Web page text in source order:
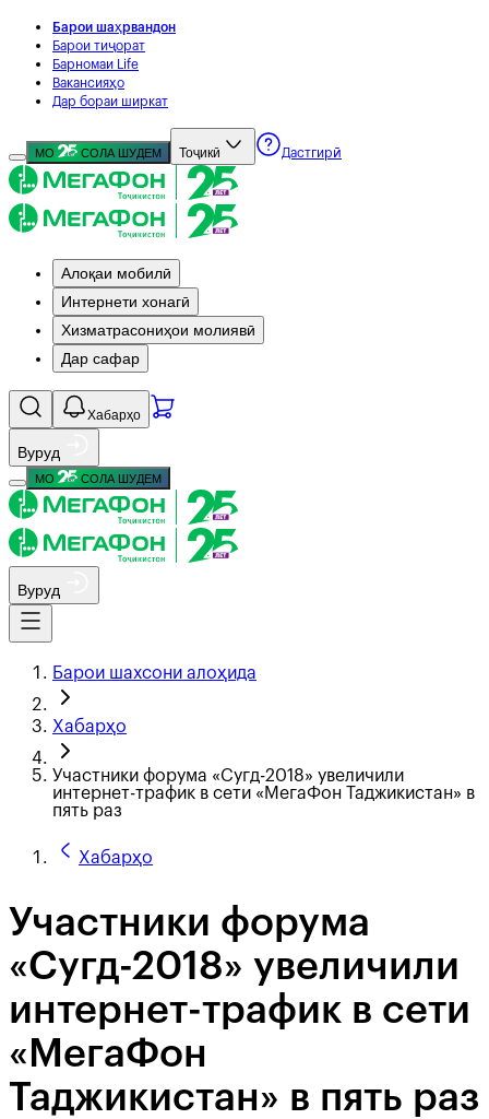
Барои шаҳрвандон
Барои тиҷорат
Барномаи Life
Вакансияҳо
Дар бораи ширкат
МО СОЛА ШУДЕМ Тоҷикӣ Дастгирӣ
Алоқаи мобилӣ
Интернети хонагӣ
Хизматрасониҳои молиявӣ
Дар сафар
Хабарҳо
Вуруд
МО СОЛА ШУДЕМ
Вуруд
Барои шахсони алоҳида
Хабарҳо
Участники форума «Сугд-2018» увеличили
интернет-трафик в сети «МегаФон Таджикистан» в
пять раз
Хабарҳо
Участники форума
«Сугд-2018» увеличили
интернет-трафик в сети
«МегаФон
Таджикистан» в пять раз